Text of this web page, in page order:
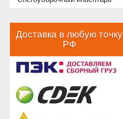
Доставка в любую точку
РФ